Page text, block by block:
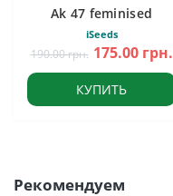
Ak 47 feminised
iSeeds
190.00 грн. 175.00 грн.
КУПИТЬ
Рекомендуем